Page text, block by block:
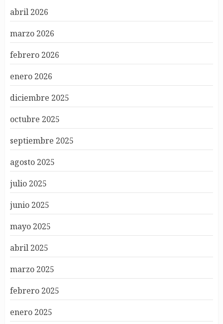
abril 2026
marzo 2026
febrero 2026
enero 2026
diciembre 2025
octubre 2025
septiembre 2025
agosto 2025
julio 2025
junio 2025
mayo 2025
abril 2025
marzo 2025
febrero 2025
enero 2025